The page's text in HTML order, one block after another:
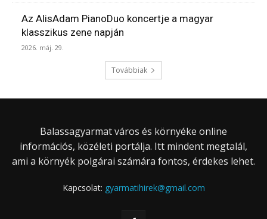
Az AlisAdam PianoDuo koncertje a magyar
klasszikus zene napján
2026. máj. 29.
Továbbiak
Balassagyarmat város és környéke online
információs, közéleti portálja. Itt mindent megtalál,
ami a környék polgárai számára fontos, érdekes lehet.
Kapcsolat: gyarmatihirek@gmail.com